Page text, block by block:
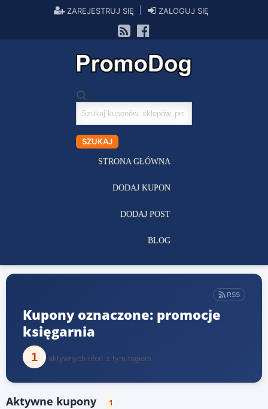
ZAREJESTRUJ SIĘ ZALOGUJ SIĘ
Szukaj
kuponów
SZUKAJ
STRONA GŁÓWNA
DODAJ KUPON
DODAJ POST
BLOG
RSS
Kupony oznaczone: promocje
księgarnia
1 aktywnych ofert z tym tagiem
Aktywne kupony 1